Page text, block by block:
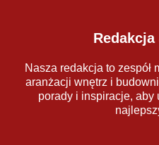
Redakcja
Nasza redakcja to zespół
aranżacji wnętrz i
porady i inspiracje, aby